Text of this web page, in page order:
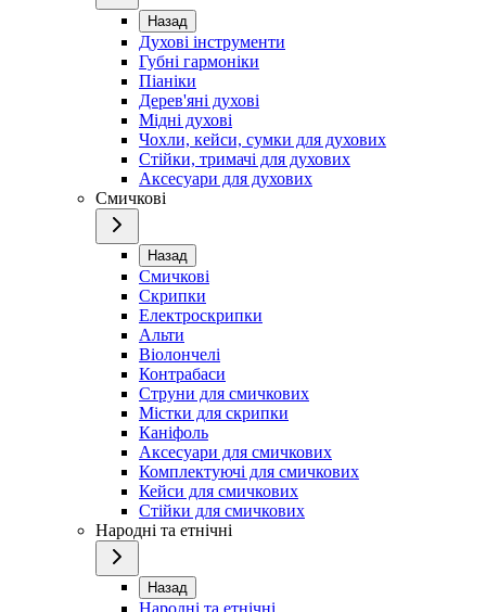
Назад
Духові інструменти
Губні гармоніки
Піаніки
Дерев'яні духові
Мідні духові
Чохли, кейси, сумки для духових
Стійки, тримачі для духових
Аксесуари для духових
Смичкові
Назад
Смичкові
Скрипки
Електроскрипки
Альти
Віолончелі
Контрабаси
Струни для смичкових
Містки для скрипки
Каніфоль
Аксесуари для смичкових
Комплектуючі для смичкових
Кейси для смичкових
Стійки для смичкових
Народні та етнічні
Назад
Народні та етнічні